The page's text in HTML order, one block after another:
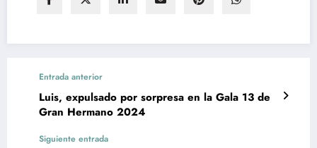
Entrada anterior
Luis, expulsado por sorpresa en la Gala 13 de
Gran Hermano 2024
Siguiente entrada